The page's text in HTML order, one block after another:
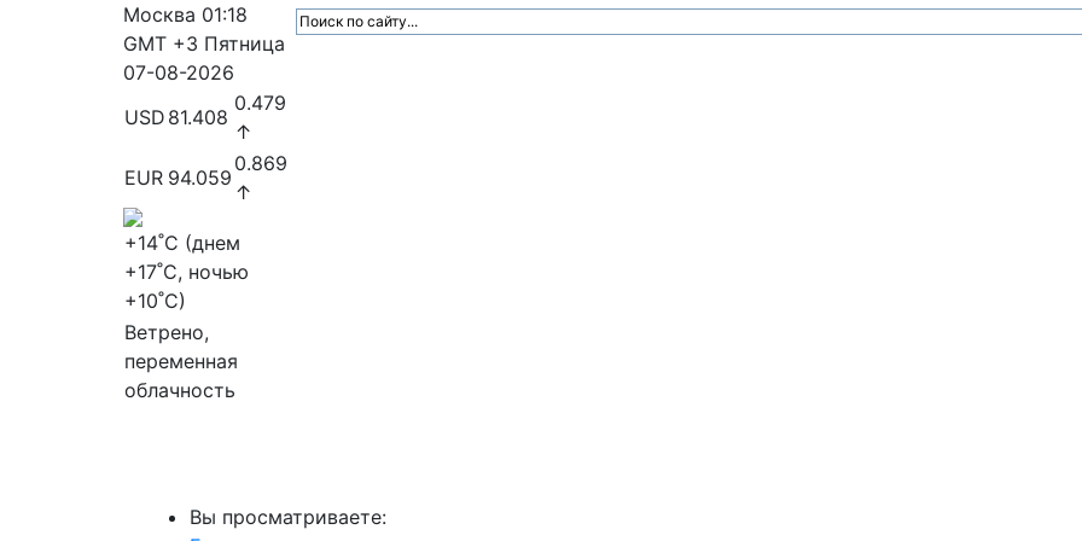
Москва 01:18
GMT +3 Пятница
07-08-2026
USD 81.408
0.479
↑
EUR 94.059
0.869
↑
+14˚C (днем
+17˚C, ночью
+10˚C)
Ветрено,
переменная
облачность
Вы просматриваете: